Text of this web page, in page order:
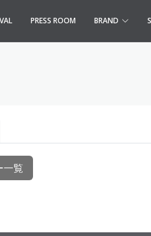
PRESS ROOM BRAND
一覧